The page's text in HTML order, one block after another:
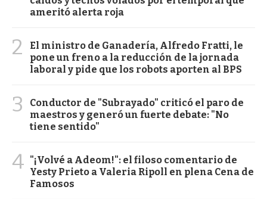
ameritó alerta roja
2
El ministro de Ganadería, Alfredo Fratti, le
pone un freno a la reducción de la jornada
laboral y pide que los robots aporten al BPS
3
Conductor de "Subrayado" criticó el paro de
maestros y generó un fuerte debate: "No
tiene sentido"
4 "¡Volvé a Adeom!": el filoso comentario de
Yesty Prieto a Valeria Ripoll en plena Cena de
Famosos